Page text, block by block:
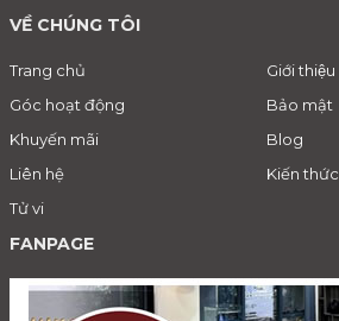
VỀ CHÚNG TÔI
Trang chủ
Giới thiệu
Góc hoạt động
Bảo mật
Khuyến mãi
Blog
Liên hệ
Kiến thức
Tử vi
FANPAGE